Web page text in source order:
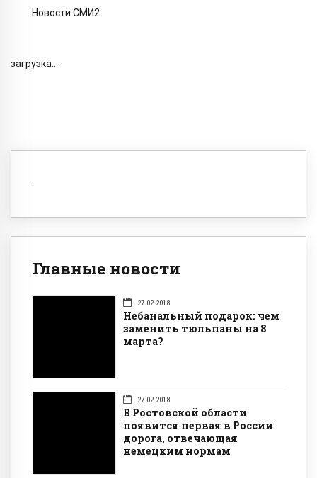
Новости СМИ2
загрузка...
Главные новости
27.02.2018
Небанальный подарок: чем
заменить тюльпаны на 8
марта?
27.02.2018
В Ростовской области
появится первая в России
дорога, отвечающая
немецким нормам